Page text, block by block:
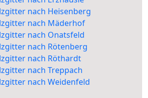
nach Heisenberg
nach Mäderhof
nach Onatsfeld
nach Rötenberg
nach Röthardt
nach Treppach
nach Weidenfeld